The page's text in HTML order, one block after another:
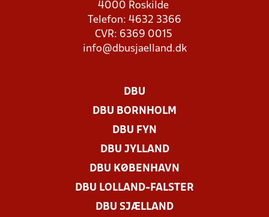
4000 Roskilde
Telefon: 4632 3366
CVR: 6369 0015
info@dbusjaelland.dk
DBU
DBU BORNHOLM
DBU FYN
DBU JYLLAND
DBU KØBENHAVN
DBU LOLLAND-FALSTER
DBU SJÆLLAND